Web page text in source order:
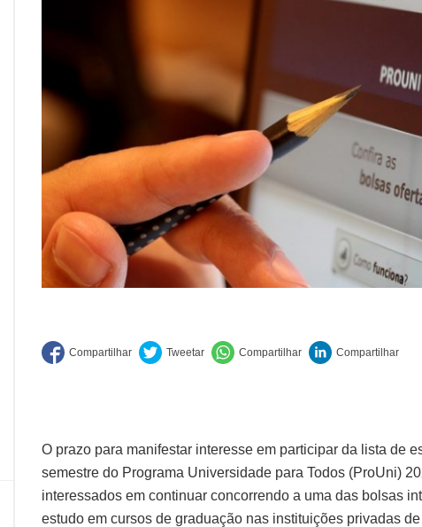
O prazo para manifestar interesse em participar da lista de
semestre do Programa Universidade para Todos (ProUni)
interessados em continuar concorrendo a uma das bolsas
estudo em cursos de graduação nas instituições privadas